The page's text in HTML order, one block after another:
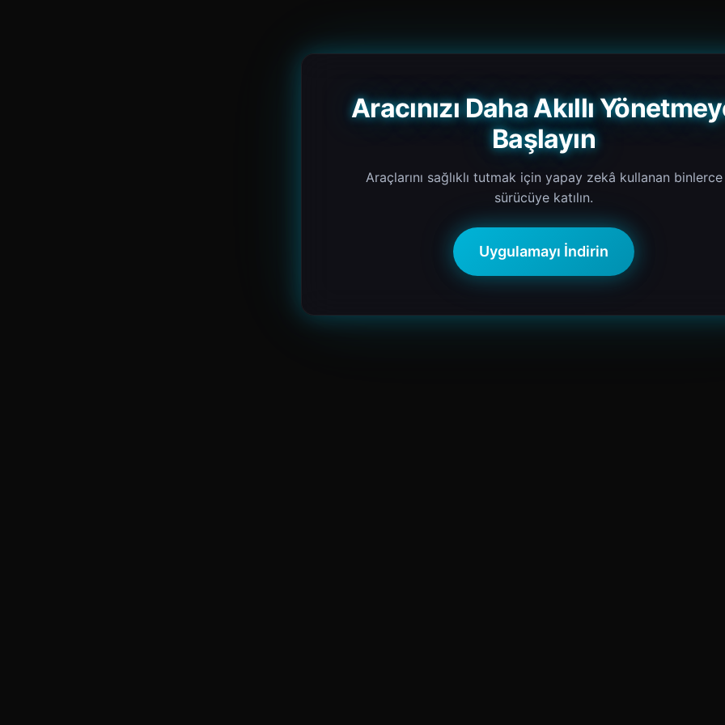
Aracınızı Daha Akıllı
Başlayın
Araçlarını sağlıklı tutmak için yapay zekâ kullanan binlerce
sürücüye katılın.
Uygulamayı İndirin